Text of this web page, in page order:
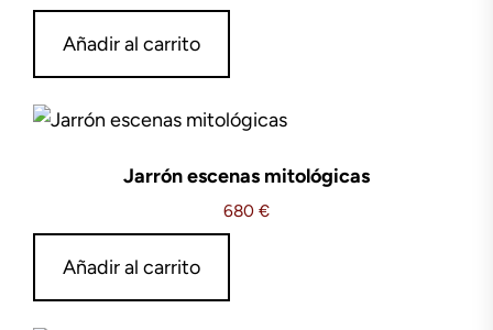
Añadir al carrito
Jarrón escenas mitológicas
680 €
Añadir al carrito